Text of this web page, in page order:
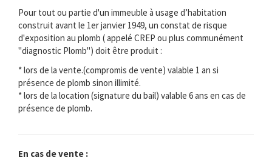
Pour tout ou partie d'un immeuble à usage d’habitation
construit avant le 1er janvier 1949, un constat de risque
d'exposition au plomb ( appelé CREP ou plus communément
"diagnostic Plomb") doit être produit :
* lors de la vente.(compromis de vente) valable 1 an si
présence de plomb sinon illimité.
* lors de la location (signature du bail) valable 6 ans en cas de
présence de plomb.
En cas de vente :